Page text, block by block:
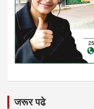
जरूर पढे